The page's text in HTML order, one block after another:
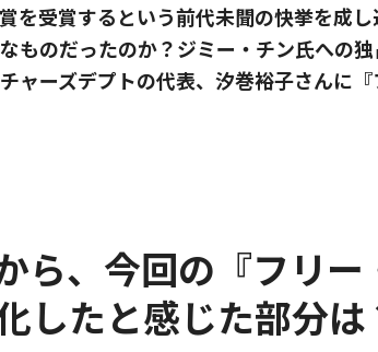
を受賞するという前代未聞の快挙を成
ものだったのか？ジミー・チン氏への
ャーズデプトの代表、汐巻裕子さんに
ら、今回の『フリ
したと感じた部分は